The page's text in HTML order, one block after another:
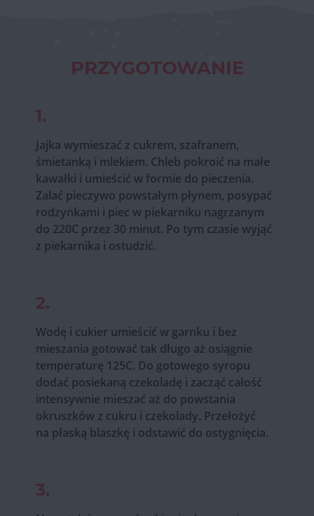
PRZYGOTOWANIE
1.
Jajka wymieszać z cukrem, szafranem,
śmietanką i mlekiem. Chleb pokroić na małe
kawałki i umieścić w formie do pieczenia.
Zalać pieczywo powstałym płynem, posypać
rodzynkami i piec w piekarniku nagrzanym
do 220C przez 30 minut. Po tym czasie wyjąć
z piekarnika i ostudzić.
2.
Wodę i cukier umieścić w garnku i bez
mieszania gotować tak długo aż osiągnie
temperaturę 125C. Do gotowego syropu
dodać posiekaną czekoladę i zacząć całość
intensywnie mieszać aż do powstania
okruszków z cukru i czekolady. Przełożyć
na płaską blaszkę i odstawić do ostygnięcia.
3.